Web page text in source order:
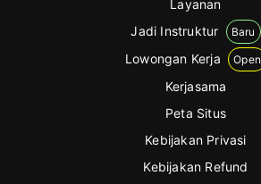
Layanan
Jadi Instruktur
Baru
Lowongan Kerja Open
Kerjasama
Peta Situs
Kebijakan Privasi
Kebijakan Refund